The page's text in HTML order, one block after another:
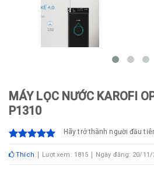
MÁY LỌC NƯỚC KAROFI
P1310
Hãy trở thành người đầu
Thích Lượt xem: 1815 Ngày đăng: 20/11/